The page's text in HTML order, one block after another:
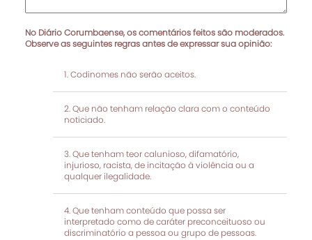
No Diário Corumbaense, os comentários feitos são moderados.
Observe as seguintes regras antes de expressar sua opinião:
Codinomes não serão aceitos.
Que não tenham relação clara com o conteúdo
noticiado.
Que tenham teor calunioso, difamatório,
injurioso, racista, de incitação à violência ou a
qualquer ilegalidade.
Que tenham conteúdo que possa ser
interpretado como de caráter preconceituoso ou
discriminatório a pessoa ou grupo de pessoas.